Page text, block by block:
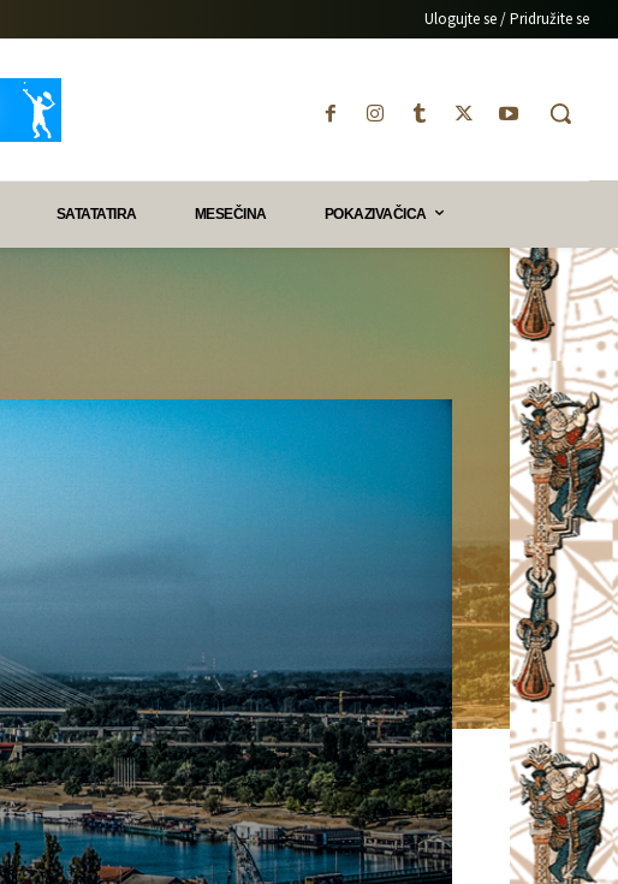
Ulogujte se / Pridružite se
SATATATIRA MESEČINA POKAZIVAČICA